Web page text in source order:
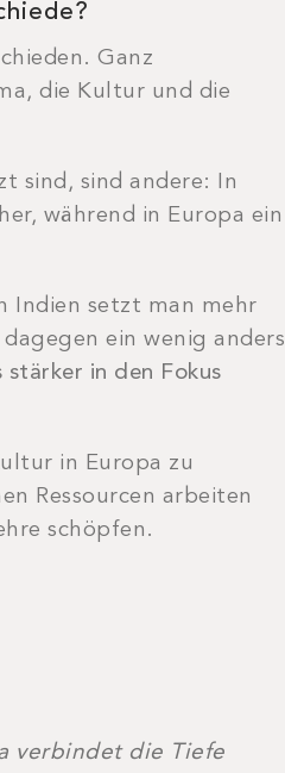
?
Ganz
die Kultur und die
sind, sind andere: In
während in Europa ein
Indien setzt man mehr
ein wenig anders
in den Fokus
in Europa zu
Ressourcen arbeiten
schöpfen.
verbindet die Tiefe